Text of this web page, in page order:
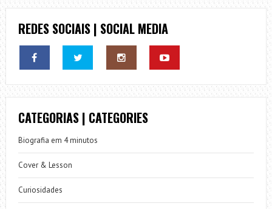
REDES SOCIAIS | SOCIAL MEDIA
CATEGORIAS | CATEGORIES
Biografia em 4 minutos
Cover & Lesson
Curiosidades